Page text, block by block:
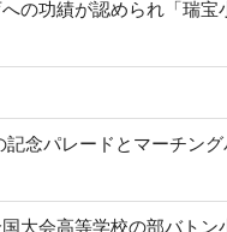
功績が認められ「瑞宝
念パレードとマーチン
大会高等学校の部バトン